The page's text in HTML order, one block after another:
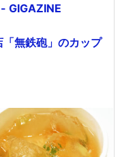
GIGAZINE
無鉄砲」のカップ